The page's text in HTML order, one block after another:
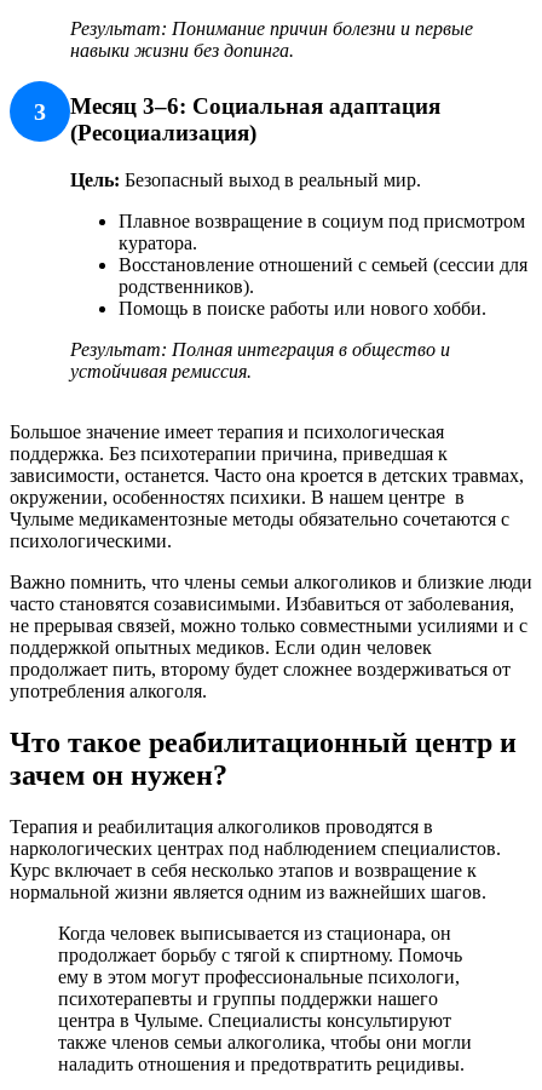
Результат: Понимание причин болезни и первые
навыки жизни без допинга.
3
Месяц 3–6: Социальная адаптация
(Ресоциализация)
Цель: Безопасный выход в реальный мир.
Плавное возвращение в социум под присмотром
куратора.
Восстановление отношений с семьей (сессии для
родственников).
Помощь в поиске работы или нового хобби.
Результат: Полная интеграция в общество и
устойчивая ремиссия.
Большое значение имеет терапия и психологическая
поддержка. Без психотерапии причина, приведшая к
зависимости, останется. Часто она кроется в детских травмах,
окружении, особенностях психики. В нашем центре в
Чулыме медикаментозные методы обязательно сочетаются с
психологическими.
Важно помнить, что члены семьи алкоголиков и близкие люди
часто становятся созависимыми. Избавиться от заболевания,
не прерывая связей, можно только совместными усилиями и с
поддержкой опытных медиков. Если один человек
продолжает пить, второму будет сложнее воздерживаться от
употребления алкоголя.
Что такое реабилитационный центр и
зачем он нужен?
Терапия и реабилитация алкоголиков проводятся в
наркологических центрах под наблюдением специалистов.
Курс включает в себя несколько этапов и возвращение к
нормальной жизни является одним из важнейших шагов.
Когда человек выписывается из стационара, он
продолжает борьбу с тягой к спиртному. Помочь
ему в этом могут профессиональные психологи,
психотерапевты и группы поддержки нашего
центра в Чулыме. Специалисты консультируют
также членов семьи алкоголика, чтобы они могли
наладить отношения и предотвратить рецидивы.